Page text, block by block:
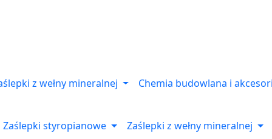
z wełny mineralnej Chemia budowlana i
Zaślepki styropianowe Zaślepki z wełny mineralnej